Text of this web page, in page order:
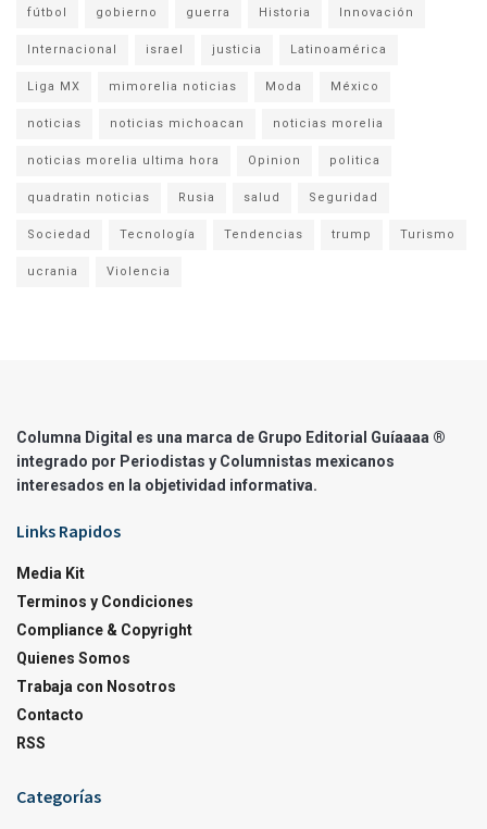
fútbol gobierno guerra Historia Innovación
Internacional israel justicia Latinoamérica
Liga MX mimorelia noticias Moda México
noticias noticias michoacan noticias morelia
noticias morelia ultima hora Opinion politica
quadratin noticias Rusia salud Seguridad
Sociedad Tecnología Tendencias trump Turismo
ucrania Violencia
Columna Digital es una marca de Grupo Editorial Guíaaaa ®
integrado por Periodistas y Columnistas mexicanos
interesados en la objetividad informativa.
Links Rapidos
Media Kit
Terminos y Condiciones
Compliance & Copyright
Quienes Somos
Trabaja con Nosotros
Contacto
RSS
Categorías